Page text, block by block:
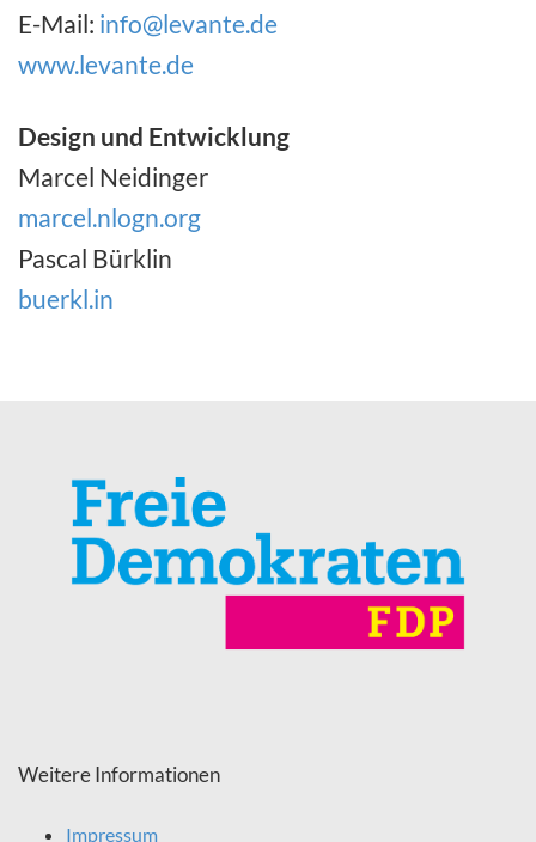
E-Mail: info@levante.de
www.levante.de
Design und Entwicklung
Marcel Neidinger
marcel.nlogn.org
Pascal Bürklin
buerkl.in
Weitere Informationen
Impressum